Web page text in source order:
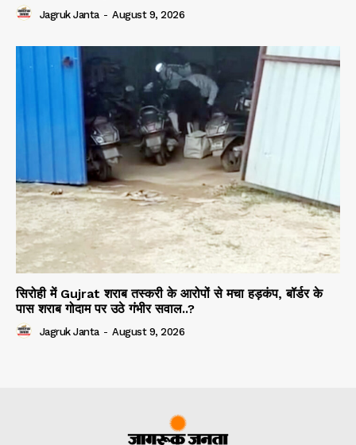
Jagruk Janta - August 9, 2026
सिरोही में Gujrat शराब तस्करी के आरोपों से मचा हड़कंप, बॉर्डर के
पास शराब गोदाम पर उठे गंभीर सवाल..?
Jagruk Janta - August 9, 2026